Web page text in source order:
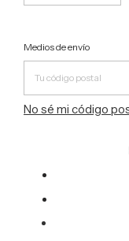
Entregas para el CP:
Medios de envío
No sé mi código